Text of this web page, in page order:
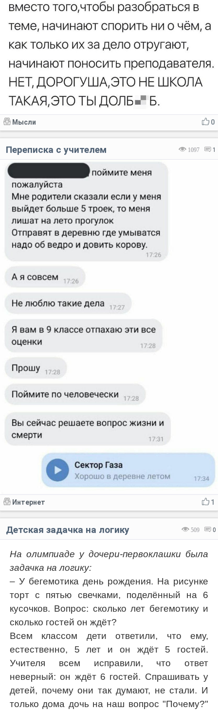
0
Мысли
1097 1
Переписка с учителем
1
Интернет
509 0
Детская задачка на логику
На олимпиаде у дочери-первоклашки была
задачка на логику:
– У бегемотика день рождения. На рисунке
торт с пятью свечками, поделённый на 6
кусочков. Вопрос: сколько лет бегемотику и
сколько гостей он ждёт?
Всем классом дети ответили, что ему,
естественно, 5 лет и он ждёт 5 гостей.
Учителя всем исправили, что ответ
неверный: он ждёт 6 гостей. Спрашивать у
детей, почему они так думают, не стали. И
только дома дочь на наш вопрос "Почему?"